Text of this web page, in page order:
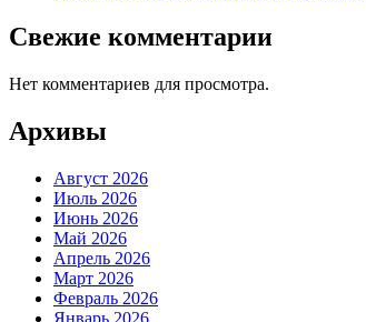
Свежие комментарии
Нет комментариев для просмотра.
Архивы
Август 2026
Июль 2026
Июнь 2026
Май 2026
Апрель 2026
Март 2026
Февраль 2026
Январь 2026